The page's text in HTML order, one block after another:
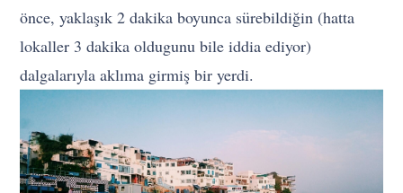
önce, yaklaşık 2 dakika boyunca sürebildiğin (hatta
lokaller 3 dakika oldugunu bile iddia ediyor)
dalgalarıyla aklıma girmiş bir yerdi.